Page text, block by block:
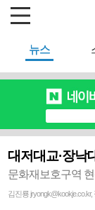
뉴스
대저대교·장낙
문화재보호구역
김진룡 jryongk@kookje.co.kr,